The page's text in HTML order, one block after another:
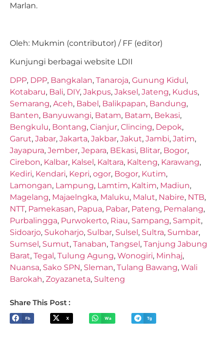
Marlan.
Oleh: Mukmin (contributor) / FF (editor)
Kunjungi berbagai website LDII
DPP, DPP, Bangkalan, Tanaroja, Gunung Kidul ,
Kotabaru, Bali, DIY, Jakpus, Jaksel , Jateng, Kudus,
Semarang, Aceh, Babel , Balikpapan, Bandung,
Banten, Banyuwangi, Batam, Batam, Bekasi,
Bengkulu, Bontang, Cianjur, Clincing, Depok,
Garut, Jabar, Jakarta, Jakbar, Jakut, Jambi, Jatim,
Jayapura, Jember, Jepara, BEkasi, Blitar, Bogor,
Cirebon, Kalbar, Kalsel , Kaltara, Kalteng, Karawang,
Kediri, Kendari, Kepri, ogor, Bogor, Kutim,
Lamongan, Lampung, Lamtim, Kaltim, Madiun,
Magelang, Majaelngka, Maluku, Malut, Nabire, NTB,
NTT, Pamekasan, Papua, Pabar, Pateng, Pemalang,
Purbalingga, Purwokerto, Riau, Sampang, Sampit,
Sidoarjo, Sukoharjo, Sulbar, Sulsel , Sultra, Sumbar,
Sumsel , Sumut, Tanaban, Tangsel , Tanjung Jabung
Barat, Tegal , Tulung Agung, Wonogiri, Minhaj,
Nuansa, Sako SPN, Sleman, Tulang Bawang, Wali
Barokah, Zoyazaneta, Sulteng
Share This Post :
Fb X Wa Tg